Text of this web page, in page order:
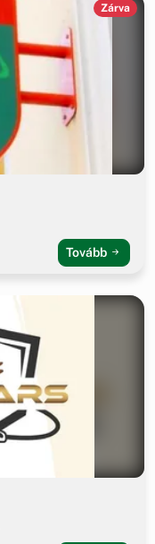
Zárva
Tovább